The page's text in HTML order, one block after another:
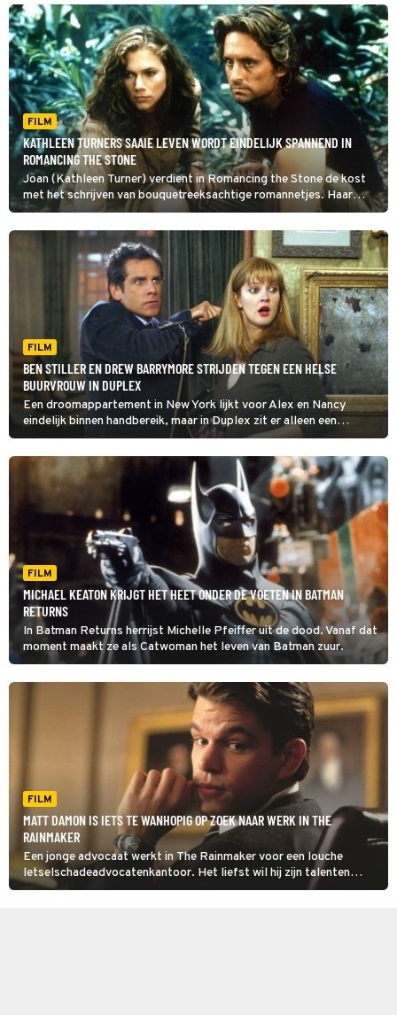
FILM
KATHLEEN TURNERS SAAIE LEVEN WORDT EINDELIJK SPANNEND IN
ROMANCING THE STONE
Joan (Kathleen Turner) verdient in Romancing the Stone de kost
met het schrijven van bouquetreeksachtige romannetjes. Haar
boeken zitten vol meeslepende avonturen, maar haar eigen leven is
niet echt spannend. Tot ze een bijzonder pakketje krijgt.
FILM
BEN STILLER EN DREW BARRYMORE STRIJDEN TEGEN EEN HELSE
BUURVROUW IN DUPLEX
Een droomappartement in New York lijkt voor Alex en Nancy
eindelijk binnen handbereik, maar in Duplex zit er alleen een
hardnekkig addertje onder het gras.
FILM
MICHAEL KEATON KRIJGT HET HEET ONDER DE VOETEN IN BATMAN
RETURNS
In Batman Returns herrijst Michelle Pfeiffer uit de dood. Vanaf dat
moment maakt ze als Catwoman het leven van Batman zuur.
FILM
MATT DAMON IS IETS TE WANHOPIG OP ZOEK NAAR WERK IN THE
RAINMAKER
Een jonge advocaat werkt in The Rainmaker voor een louche
letselschadeadvocatenkantoor. Het liefst wil hij zijn talenten
inzetten om mensen te helpen.